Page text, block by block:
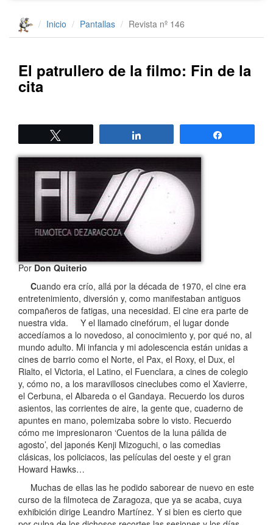
Inicio Pantallas Revista nº 146
El patrullero de la filmo: Fin de la
cita
PorDon Quiterio
Cuando era crío, allá por la década de 1970, el cine era
entretenimiento, diversión y, como manifestaban antiguos
compañeros de fatigas, una necesidad. El cine era parte de
nuestra vida. Y el llamado cinefórum, el lugar donde
accedíamos a lo novedoso, al conocimiento y, por qué no, al
mundo adulto. Mi infancia y mi adolescencia están unidas a
cines de barrio como el Norte, el Pax, el Roxy, el Dux, el
Rialto, el Victoria, el Latino, el Fuenclara, a cines de colegio
y, cómo no, a los maravillosos cineclubes como el Xavierre,
el Cerbuna, el Albareda o el Gandaya. Recuerdo los duros
asientos, las corrientes de aire, la gente que, cuaderno de
apuntes en mano, polemizaba sobre lo visto. Recuerdo
cómo me impresionaron ‘Cuentos de la luna pálida de
agosto’, del japonés Kenji Mizoguchi, o las comedias
clásicas, los policiacos, las películas del oeste y el gran
Howard Hawks…
Muchas de ellas las he podido saborear de nuevo en este
curso de la filmoteca de Zaragoza, que ya se acaba, cuya
exhibición dirige Leandro Martínez. Y si bien es cierto que